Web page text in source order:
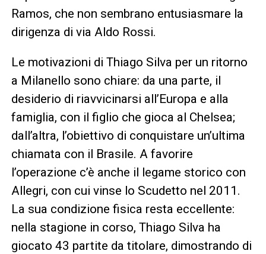
Ramos, che non sembrano entusiasmare la
dirigenza di via Aldo Rossi.
Le motivazioni di Thiago Silva per un ritorno
a Milanello sono chiare: da una parte, il
desiderio di riavvicinarsi all’Europa e alla
famiglia, con il figlio che gioca al Chelsea;
dall’altra, l’obiettivo di conquistare un’ultima
chiamata con il Brasile. A favorire
l’operazione c’è anche il legame storico con
Allegri, con cui vinse lo Scudetto nel 2011.
La sua condizione fisica resta eccellente:
nella stagione in corso, Thiago Silva ha
giocato 43 partite da titolare, dimostrando di